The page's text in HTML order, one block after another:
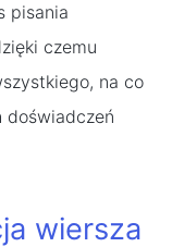
pisania
czemu
na co
doświadczeń
wiersza